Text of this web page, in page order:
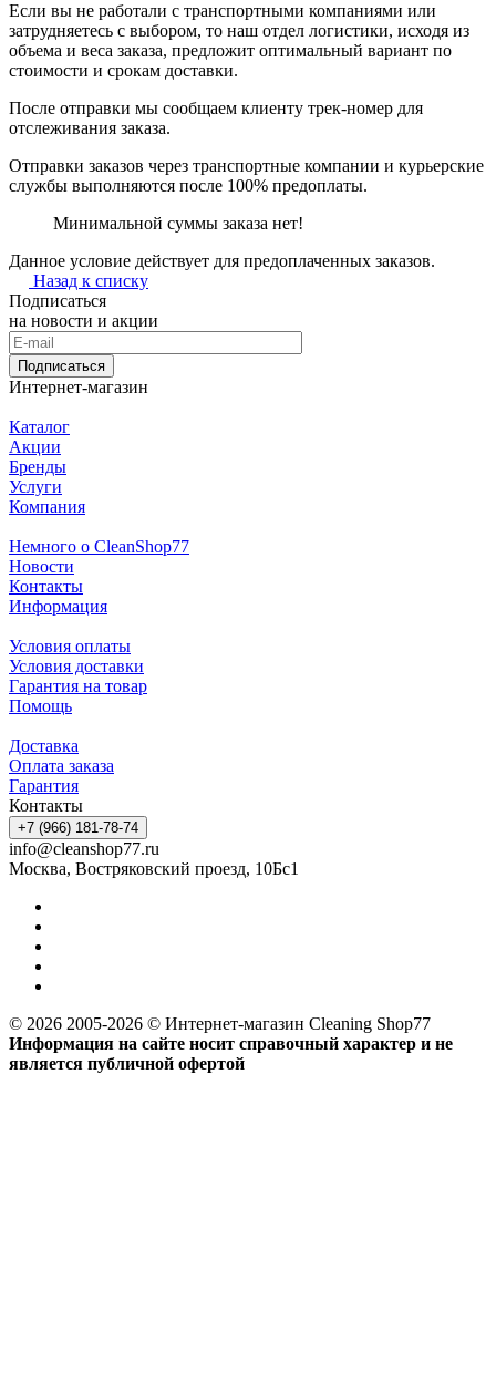
Если вы не работали с транспортными компаниями или
затрудняетесь с выбором, то наш отдел логистики, исходя из
объема и веса заказа, предложит оптимальный вариант по
стоимости и срокам доставки.
После отправки мы сообщаем клиенту трек-номер для
отслеживания заказа.
Отправки заказов через транспортные компании и курьерские
службы выполняются после 100% предоплаты.
Минимальной суммы заказа нет!
Данное условие действует для предоплаченных заказов.
Назад к списку
Подписаться
на новости и акции
Подписаться
Интернет-магазин
Каталог
Акции
Бренды
Услуги
Компания
Немного о CleanShop77
Новости
Контакты
Информация
Условия оплаты
Условия доставки
Гарантия на товар
Помощь
Доставка
Оплата заказа
Гарантия
Контакты
+7 (966) 181-78-74
info@cleanshop77.ru
Москва, Востряковский проезд, 10Бс1
© 2026 2005-2026 © Интернет-магазин Cleaning Shop77
Информация на сайте носит справочный характер и не
является публичной офертой